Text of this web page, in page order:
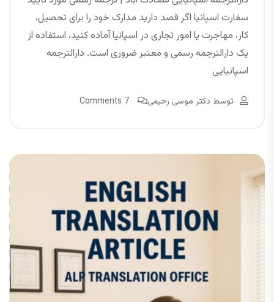
سفارت اسپانیا اگر قصد دارید مدارک خود را برای تحصیل،
کار، مهاجرت یا امور تجاری در اسپانیا آماده کنید، استفاده از
یک دارالترجمه رسمی و معتبر ضروری است. دارالترجمه
اسپانیایی
توسط دکتر موسی رحیمی 7 Comments